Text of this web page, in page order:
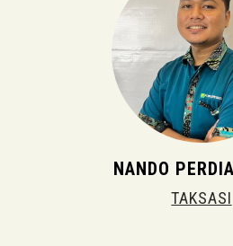
NANDO
TAKSASI